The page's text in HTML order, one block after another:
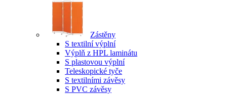
Zástěny
S textilní výplní
Výplň z HPL laminátu
S plastovou výplní
Teleskopické tyče
S textilními závěsy
S PVC závěsy